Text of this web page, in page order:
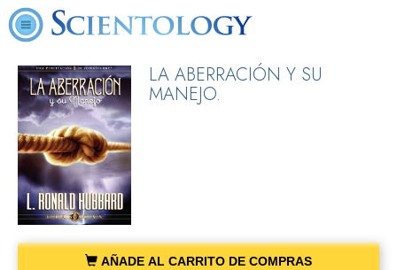
LA ABERRACIÓN Y SU
MANEJO.
AÑADE AL CARRITO DE COMPRAS